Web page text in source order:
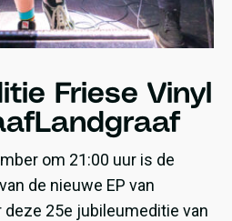
Friese Vinyl
om 21:00 uur is de
de nieuwe EP van
deze 25e jubileumeditie van